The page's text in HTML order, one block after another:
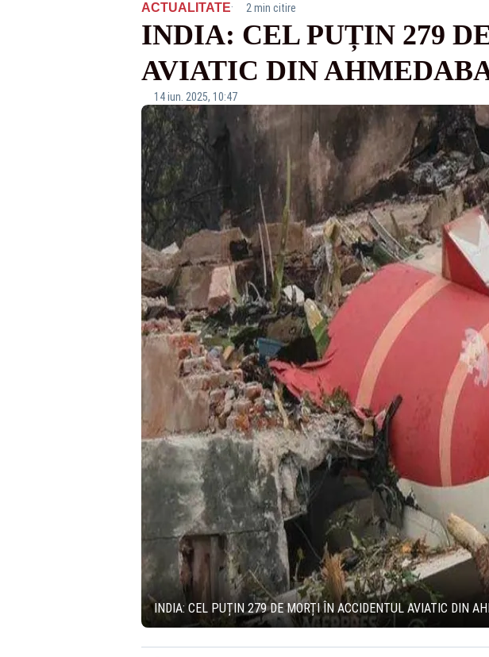
ACTUALITATE· 2 min citire
INDIA: CEL PUȚIN 279
AVIATIC DIN
14 iun. 2025, 10:47
INDIA: CEL PUȚIN 279 DE MORȚI ÎN ACCIDENTUL AVIATIC DIN